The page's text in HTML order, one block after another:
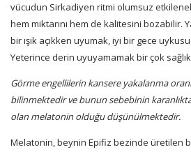
vücudun Sirkadiyen ritmi olumsuz
hem miktarını hem de kalitesini bozabilir.
bir ışık açıkken uyumak, iyi bir gece
Yeterince derin uyuyamamak bir çok
Görme engellilerin kansere yakalanma
bilinmektedir ve bunun sebebinin
olan melatonin olduğu düşünülmektedir.
Melatonin, beynin Epifiz bezinde üretilen